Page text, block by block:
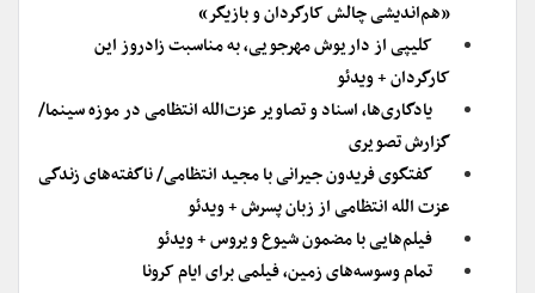
«هم‌اندیشی چالش کارگردان و بازیگر»
کلیپی از داریوش مهرجویی، به مناسبت زادروز این
کارگردان + ویدئو
یادگاری‌ها، اسناد و تصاویر عزت‌الله انتظامی در موزه سینما/
گزارش تصویری
گفتگوی فریدون جیرانی با مجید انتظامی/ ناگفته‌های زندگی
عزت الله انتظامی از زبان پسرش + ویدئو
فیلم‌هایی با مضمون شیوع ویروس + ویدئو
تمام وسوسه‌های زمین، فیلمی برای ایام کرونا